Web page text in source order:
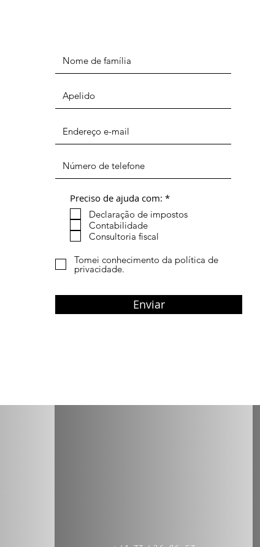
Preciso de ajuda com: *O
r
ó
Declaração de impostos
Contabilidade
Consultoria fiscal
Tomei conhecimento da política de
privacidade.
Enviar